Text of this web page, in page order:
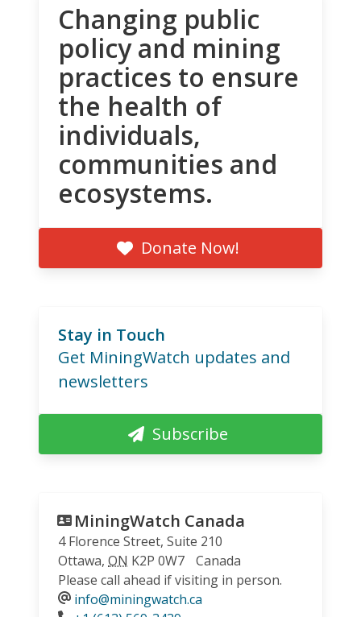
Changing public
policy and mining
practices to ensure
the health of
individuals,
communities and
ecosystems.
Donate Now!
Stay in Touch
Get MiningWatch updates and
newsletters
Subscribe
MiningWatch Canada
4 Florence Street, Suite 210
Ottawa, ON K2P 0W7
Canada
Please call ahead if visiting in person.
info@miningwatch.ca